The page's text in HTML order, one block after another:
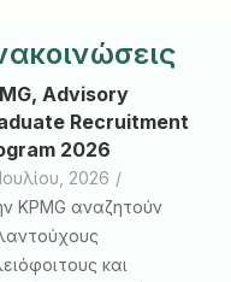
Advisory
Recruitment
2026
2026 /
KPMG αναζητούν
και